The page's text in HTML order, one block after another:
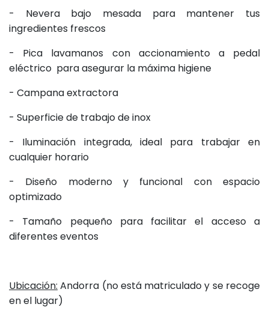
- Nevera bajo mesada para mantener tus
ingredientes frescos
- Pica lavamanos con accionamiento a pedal
eléctrico para asegurar la máxima higiene
- Campana extractora
- Superficie de trabajo de inox
- Iluminación integrada, ideal para trabajar en
cualquier horario
- Diseño moderno y funcional con espacio
optimizado
- Tamaño pequeño para facilitar el acceso a
diferentes eventos
Ubicación: Andorra (no está matriculado y se recoge
en el lugar)